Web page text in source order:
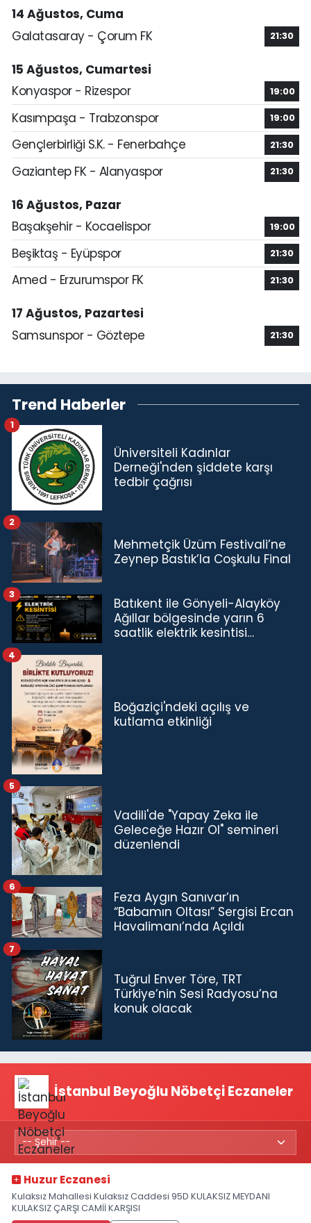
14 Ağustos, Cuma
Galatasaray - Çorum FK
21:30
15 Ağustos, Cumartesi
Konyaspor - Rizespor
19:00
Kasımpaşa - Trabzonspor 19:00
Gençlerbirliği S.K. - Fenerbahçe 21:30
Gaziantep FK - Alanyaspor 21:30
16 Ağustos, Pazar
Başakşehir - Kocaelispor
19:00
Beşiktaş - Eyüpspor 21:30
Amed - Erzurumspor FK 21:30
17 Ağustos, Pazartesi
Samsunspor - Göztepe
21:30
Trend Haberler
Üniversiteli Kadınlar
Derneği'nden şiddete karşı
tedbir çağrısı
1
Mehmetçik Üzüm Festivali’ne
Zeynep Bastık’la Coşkulu Final
2
Batıkent ile Gönyeli-Alayköy
Ağıllar bölgesinde yarın 6
saatlik elektrik kesintisi…
3
Boğaziçi'ndeki açılış ve
kutlama etkinliği
4
Vadili'de "Yapay Zeka ile
Geleceğe Hazır Ol" semineri
düzenlendi
5
Feza Aygın Sanıvar’ın
“Babamın Oltası” Sergisi Ercan
Havalimanı’nda Açıldı
6
Tuğrul Enver Töre, TRT
Türkiye’nin Sesi Radyosu’na
konuk olacak
7
İstanbul Beyoğlu Nöbetçi Eczaneler
Huzur Eczanesi
Kulaksız Mahallesi Kulaksız Caddesi 95D KULAKSIZ MEYDANI
KULAKSIZ ÇARŞI CAMİİ KARŞISI